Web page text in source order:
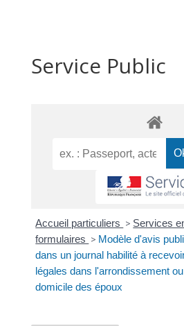
Service Public
Accueil particuliers > Services
formulaires > Modèle d'avis
dans un journal habilité à
légales dans l'arrondissement
domicile des époux